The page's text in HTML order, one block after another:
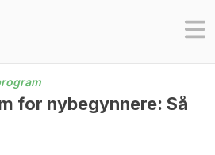
for nybegynnere: Så